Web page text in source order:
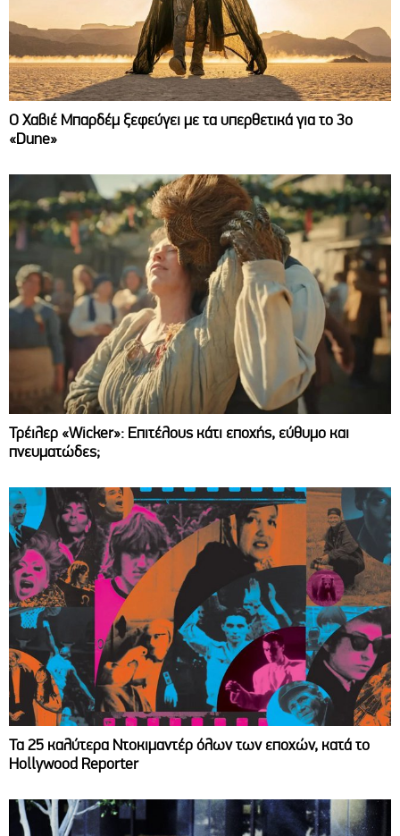
O Χαβιέ Μπαρδέμ ξεφεύγει με τα υπερθετικά για το 3ο
«Dune»
Τρέιλερ «Wicker»: Επιτέλους κάτι εποχής, εύθυμο και
πνευματώδες;
Τα 25 καλύτερα Ντοκιμαντέρ όλων των εποχών, κατά το
Hollywood Reporter